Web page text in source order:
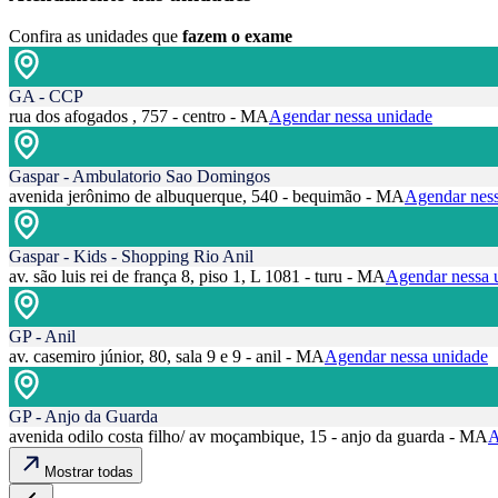
Confira as unidades que fazem o exame
GA - CCP
rua dos afogados , 757 - centro - MAAgendar nessa unidade
Gaspar - Ambulatorio Sao Domingos
avenida jerônimo de albuquerque, 540 - bequimão - MAAgendar
Gaspar - Kids - Shopping Rio Anil
av. são luis rei de frança 8, piso 1, L 1081 - turu - MAAgendar nessa
GP - Anil
av. casemiro júnior, 80, sala 9 e 9 - anil - MAAgendar nessa unidade
GP - Anjo da Guarda
avenida odilo costa filho/ av moçambique, 15 - anjo da guarda - MA
Mostrar todas